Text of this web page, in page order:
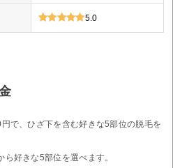
5.0
で、ひざ下を含む好きな5部位の脱毛を
好きな5部位を選べます。